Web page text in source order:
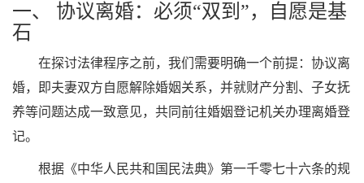
一、 协议离婚：必须“双到”，自愿是基
石
在探讨法律程序之前，我们需要明确一个前提：协议离
婚，即夫妻双方自愿解除婚姻关系，并就财产分割、子女抚
养等问题达成一致意见，共同前往婚姻登记机关办理离婚登
记。
根据《中华人民共和国民法典》第一千零七十六条的规